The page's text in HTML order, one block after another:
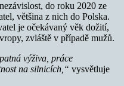
do roku 2020 ze
většina z nich do Polska.
je očekávaný věk dožití,
zvláště v případě mužů.
výživa, práce
na silnicích,“ vysvětluje